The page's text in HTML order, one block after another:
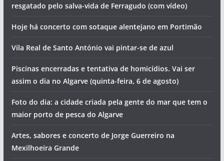
resgatado pelo salva-vida de Ferragudo (com vídeo)
Hoje há concerto com sotaque alentejano em Portimão
Vila Real de Santo António vai pintar-se de azul
Piscinas encerradas e tentativa de homicídios. Vai ser
assim o dia no Algarve (quinta-feira, 6 de agosto)
Foto do dia: a cidade criada pela gente do mar que tem o
maior porto de pesca do Algarve
Artes, sabores e concerto de Jorge Guerreiro na
Mexilhoeira Grande